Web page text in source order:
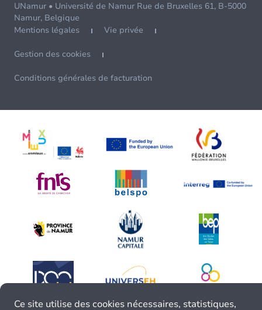
UNamur • Université de Namur Rue de Bruxelles 61, B-5000
Namur, Belgique
Mentions légales
Vie privée
Gestion des cookies
Conditions générales de facturation
Ce site utilise des cookies nécessaires, statistiques,